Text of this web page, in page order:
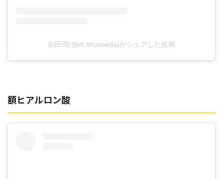
副田周(@dr.shusoeda)がシェアした投稿
額ヒアルロン酸